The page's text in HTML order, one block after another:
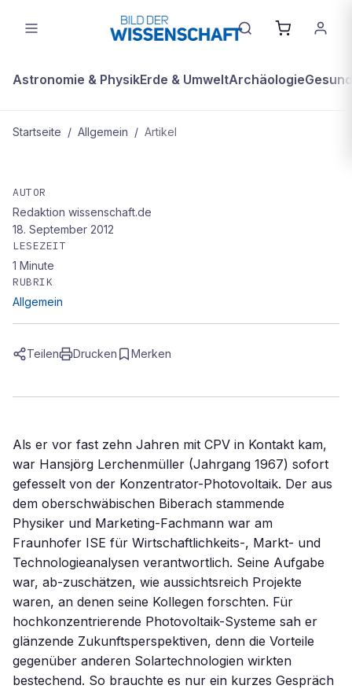
Astronomie & PhysikErde & UmweltArchäologie
Startseite / Allgemein / Artikel
Hansjörg Lerchenmüller
AUTOR
Redaktion wissenschaft.de
18. September 2012
LESEZEIT
1 Minute
RUBRIK
Allgemein
Teilen Drucken Merken
Als er vor fast zehn Jahren mit CPV in Kontakt kam,
war Hansjörg Lerchenmüller (Jahrgang 1967) sofort
gefesselt von der Konzentrator-Photovoltaik. Der aus
dem oberschwäbischen Biberach stammende
Physiker und Marketing-Fachmann war am
Fraunhofer ISE für Wirtschaftlichkeits-, Markt- und
Technologieanalysen verantwortlich. Seine Aufgabe
war, ab-zuschätzen, wie aussichtsreich Projekte
waren, an denen seine Kollegen forschten. Für
hochkonzentrierende Photovoltaik-Systeme sah er
glänzende Zukunftsperspektiven, denn die Vorteile
gegenüber anderen Solartechnologien wirkten
bestechend. So brauchte es nur ein kurzes Gespräch